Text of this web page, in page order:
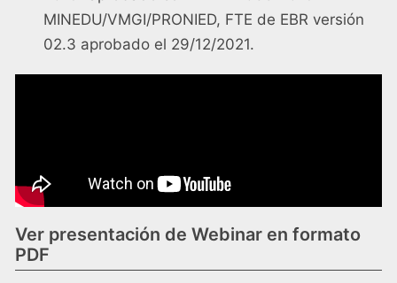
MINEDU/VMGI/PRONIED, FTE de EBR versión
02.3 aprobado el 29/12/2021.
Ver presentación de Webinar en formato
PDF